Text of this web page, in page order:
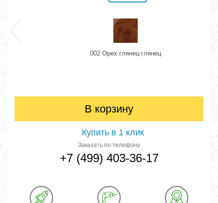
002 Орех глянец глянец
В корзину
Купить в 1 клик
Заказать по телефону
+7 (499) 403-36-17